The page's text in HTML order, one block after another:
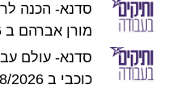
מורן אברהם ב 26/08/2026 10:00-זום
כוכבי ב 12/08/2026 10:00-זום